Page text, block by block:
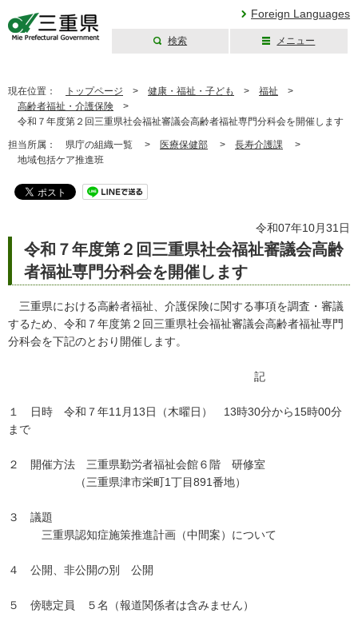
Foreign Languages
検索 メニュー
現在位置： トップページ > 健康・福祉・子ども > 福祉 >
高齢者福祉・介護保険 >
令和７年度第２回三重県社会福祉審議会高齢者福祉専門分科会を開催します
担当所属： 県庁の組織一覧 > 医療保健部 > 長寿介護課 >
地域包括ケア推進班
令和07年10月31日
令和７年度第２回三重県社会福祉審議会高齢
者福祉専門分科会を開催します
三重県における高齢者福祉、介護保険に関する事項を調査・審議
するため、令和７年度第２回三重県社会福祉審議会高齢者福祉専門
分科会を下記のとおり開催します。
記
１ 日時 令和７年11月13日（木曜日） 13時30分から15時00分
まで
２ 開催方法 三重県勤労者福祉会館６階 研修室
（三重県津市栄町1丁目891番地）
３ 議題
三重県認知症施策推進計画（中間案）について
４ 公開、非公開の別 公開
５ 傍聴定員 ５名（報道関係者は含みません）